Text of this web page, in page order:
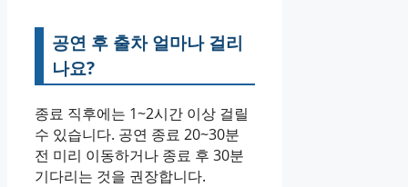
공연 후 출차 얼마나 걸리
나요?
종료 직후에는 1~2시간 이상 걸릴
수 있습니다. 공연 종료 20~30분
전 미리 이동하거나 종료 후 30분
기다리는 것을 권장합니다.